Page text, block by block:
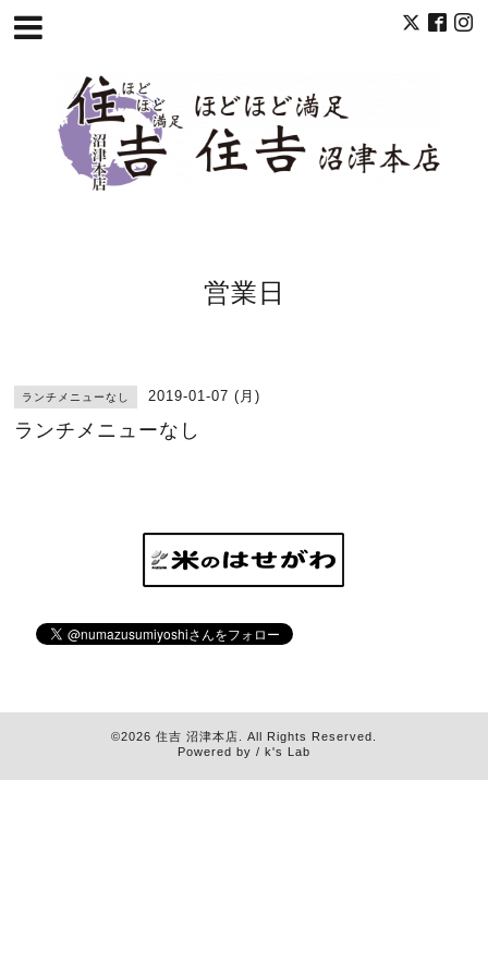
営業日
ランチメニューなし 2019-01-07 (月)
ランチメニューなし
©2026 住吉 沼津本店 . All Rights Reserved.
Powered by / k's Lab